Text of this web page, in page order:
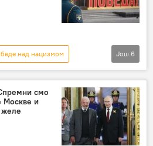
над нацизмом
Дмитриј Песков
санкције
Још 6
смо
Москве и
желе